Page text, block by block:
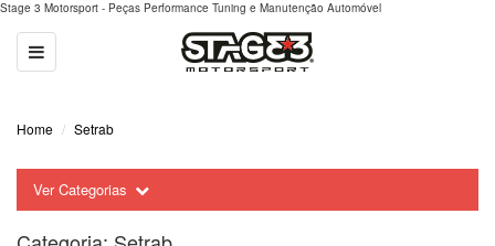
Stage 3 Motorsport - Peças Performance Tuning e Manutenção Automóvel
Toggle
navigation
Home Setrab
Ver Categorias